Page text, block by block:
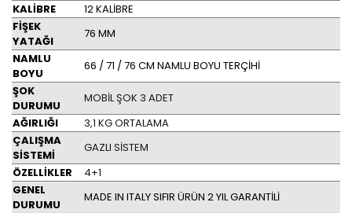
KALİBRE
12 KALİBRE
FİŞEK
YATAĞI
76 MM
NAMLU
BOYU
66 / 71 / 76 CM NAMLU BOYU TERÇİHİ
ŞOK
DURUMU
MOBİL ŞOK 3 ADET
AĞIRLIĞI
3,1 KG ORTALAMA
ÇALIŞMA
SİSTEMİ
GAZLI SİSTEM
ÖZELLİKLER
4+1
GENEL
DURUMU
MADE IN ITALY SIFIR ÜRÜN 2 YIL GARANTİLİ